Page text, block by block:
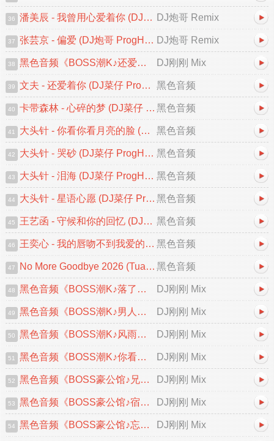
36 潘美辰 - 我曾用心爱着你 (DJ炮哥 ProgHouse Remix 2026) DJ炮哥 Remix
37 张芸京 - 偏爱 (DJ炮哥 ProgHouse Remix 2026)V2 DJ炮哥 Remix
38 黑色音频《BOSS潮K♪还爱着你&心碎的梦♪中文跳舞大碟V2》DJ刚刚 Mix DJ刚刚 Mix
39 文夫 - 还爱着你 (DJ菜仔 ProgHouse 2026 Remix) 黑色音频
40 卡带森林 - 心碎的梦 (DJ菜仔 ProgHouse 2026 Remix)黑色音频
41 大头针 - 你看你看月亮的脸 (DJ菜仔 ProgHouse Remix) 黑色音频
42 大头针 - 哭砂 (DJ菜仔 ProgHouse 2026 Remix) 黑色音频
43 大头针 - 泪海 (DJ菜仔 ProgHouse 2026 Remix) 黑色音频
44 大头针 - 星语心愿 (DJ菜仔 ProgHouse Remix)黑色音频
45 王艺函 - 守候和你的回忆 (DJ菜仔 ProgHouse 2026 Remix) 黑色音频
46 王奕心 - 我的唇吻不到我爱的人 (DJ菜仔 ProgHouse 2026 Remix) 黑色音频
47 No More Goodbye 2026 (Tuan Ying Chillout Mix VIP)黑色音频
48 黑色音频《BOSS潮K♪落了白&风中的遗言♪中文跳舞大碟V2》DJ刚刚 Mix DJ刚刚 Mix
49 黑色音频《BOSS潮K♪男人的累自己体会♪中文跳舞大碟V2》DJ刚刚 Mix DJ刚刚 Mix
50 黑色音频《BOSS潮K♪风雨中的诺言♪中文跳舞大碟V2》DJ刚刚 Mix DJ刚刚 Mix
51 黑色音频《BOSS潮K♪你看你看月亮的脸♪首张中文跳舞大碟V2》DJ刚刚 Mix DJ刚刚 Mix
52 黑色音频《BOSS豪公馆♪兄弟咱们要一条心♪中文跳舞大碟V2》DJ刚刚 Mix DJ刚刚 Mix
53 黑色音频《BOSS豪公馆♪宿命&忘情忘爱♪中文跳舞大碟V2》DJ刚刚 Mix DJ刚刚 Mix
54 黑色音频《BOSS豪公馆♪忘情忘爱♪中文跳舞大碟V2》DJ刚刚 Mix DJ刚刚 Mix